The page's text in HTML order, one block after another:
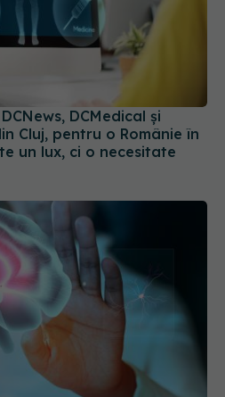
Cluj, pentru o Românie în
un lux, ci o necesitate